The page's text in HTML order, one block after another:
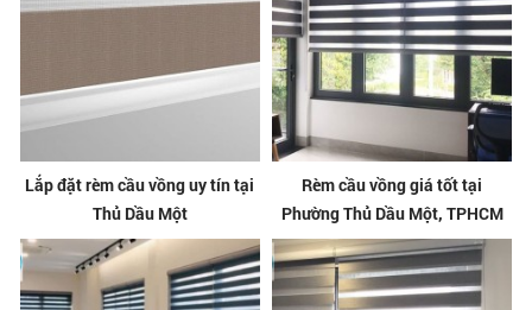
Lắp đặt rèm cầu vồng uy tín tại
Thủ Dầu Một
Rèm cầu vồng giá tốt tại
Phường Thủ Dầu Một, TPHCM